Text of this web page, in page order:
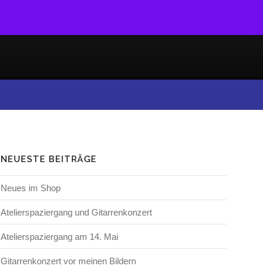
NEUESTE BEITRÄGE
Neues im Shop
Atelierspaziergang und Gitarrenkonzert
Atelierspaziergang am 14. Mai
Gitarrenkonzert vor meinen Bildern